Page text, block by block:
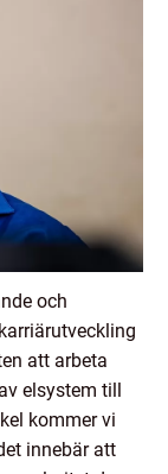
och
att arbeta
elsystem till
kommer vi
innebär att